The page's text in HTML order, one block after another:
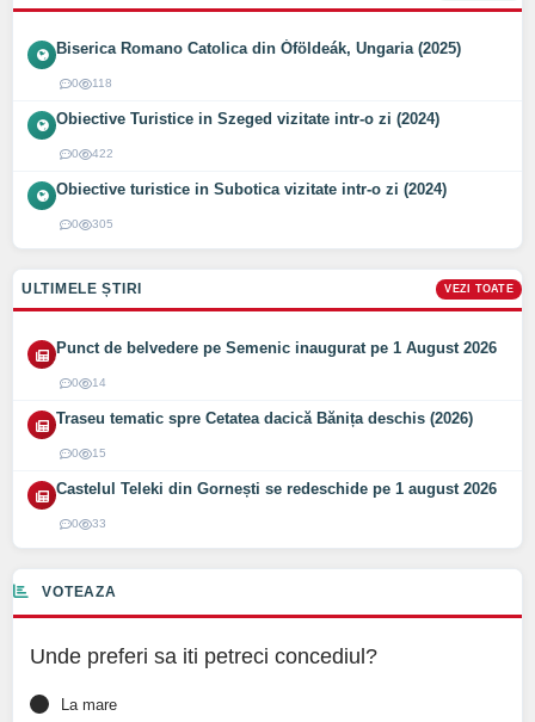
Biserica Romano Catolica din Óföldeák, Ungaria (2025)
0 118
Obiective Turistice in Szeged vizitate intr-o zi (2024)
0 422
Obiective turistice in Subotica vizitate intr-o zi (2024)
0 305
ULTIMELE ȘTIRI VEZI TOATE
Punct de belvedere pe Semenic inaugurat pe 1 August 2026
0 14
Traseu tematic spre Cetatea dacică Bănița deschis (2026)
0 15
Castelul Teleki din Gornești se redeschide pe 1 august 2026
0 33
VOTEAZA
Unde preferi sa iti petreci concediul?
La mare